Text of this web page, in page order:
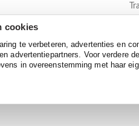
cookies
te verbeteren, advertenties en
advertentiepartners. Voor verdere
in overeenstemming met haar